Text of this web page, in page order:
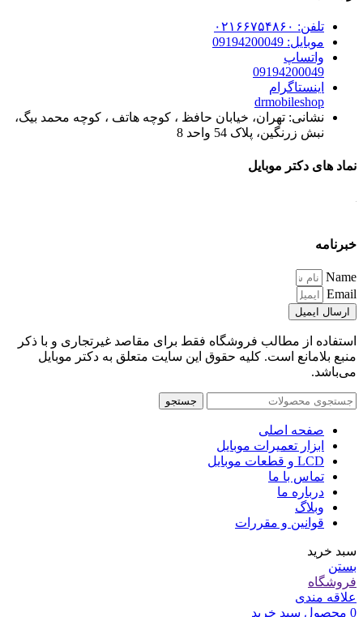
تلفن: ۰۲۱۶۶۷۵۴۸۶۰
موبایل: 09194200049
واتساپ
09194200049
اینستاگرام
drmobileshop
نشانی: تهران، خیابان حافظ ، کوچه هاتف ، کوچه محمد بیگ،
نبش زرنگین، پلاک 54 واحد 8
نماد های دکتر موبایل
خبرنامه
Name
Email
ارسال ایمیل
استفاده از مطالب فروشگاه فقط برای مقاصد غیرتجاری و با ذکر
منبع بلامانع است. کلیه حقوق این سایت متعلق به دکتر موبایل
می‌باشد.
جستجو
صفحه اصلی
ابزار تعمیرات موبایل
LCD و قطعات موبایل
تماس با ما
درباره ما
وبلاگ
قوانین و مقررات
سبد خرید
بستن
فروشگاه
علاقه مندی
0 محصول سبد خرید